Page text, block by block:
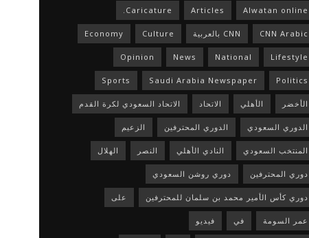
Alwatan online
Articles
Caricature.
CNN Arabic CNN بالعربية Culture
Economy
Lifestyle
National
News
Opinion
Politics
Saudi Arabia Newspaper
Sports
الأخضر الأهلي الاتحاد الاتحاد السعودي لكرة القدم
الدوري السعودي الدوري المحترفين الزعيم
المنتخب السعودي النادي الأهلي النصر الهلال
دوري المحترفين دوري روشن السعودي
دوري كأس الأمير محمد بن سلمان للمحترفين على
عمر السومة في فيديو